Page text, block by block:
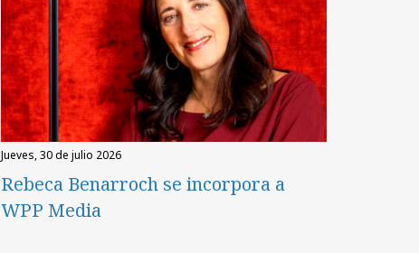
jueves, 30 de julio 2026
Rebeca Benarroch se incorpora a
WPP Media